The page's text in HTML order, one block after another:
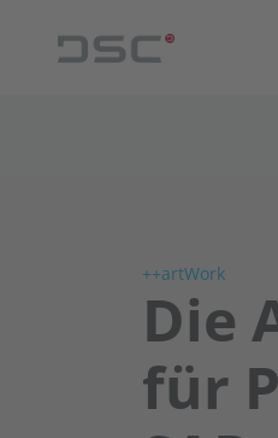
++artWork
Die
für